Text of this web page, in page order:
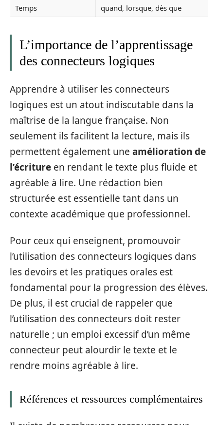
Temps
quand, lorsque, dès que
L’importance de l’apprentissage
des connecteurs logiques
Apprendre à utiliser les connecteurs
logiques est un atout indiscutable dans la
maîtrise de la langue française. Non
seulement ils facilitent la lecture, mais ils
permettent également une amélioration de
l’écriture en rendant le texte plus fluide et
agréable à lire. Une rédaction bien
structurée est essentielle tant dans un
contexte académique que professionnel.
Pour ceux qui enseignent, promouvoir
l’utilisation des connecteurs logiques dans
les devoirs et les pratiques orales est
fondamental pour la progression des élèves.
De plus, il est crucial de rappeler que
l’utilisation des connecteurs doit rester
naturelle ; un emploi excessif d’un même
connecteur peut alourdir le texte et le
rendre moins agréable à lire.
Références et ressources complémentaires